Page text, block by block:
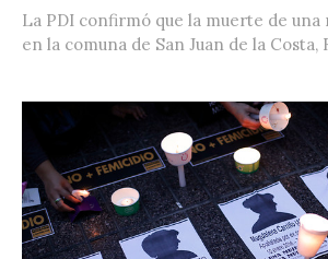
La PDI confirmó que la muerte de una
en la comuna de San Juan de la Costa,